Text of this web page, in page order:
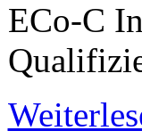
ECo-C